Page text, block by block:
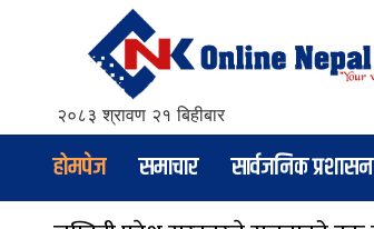
२०८३ श्रावण २१ बिहीबार
होमपेज समाचार सार्वजनिक प्रशासन